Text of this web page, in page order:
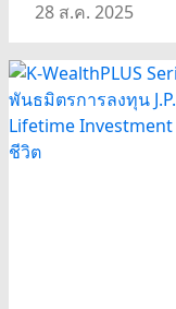
28 ส.ค. 2025